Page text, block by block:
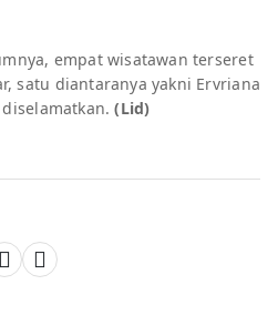
empat wisatawan terseret
satu diantaranya yakni Ervriana
(Lid)